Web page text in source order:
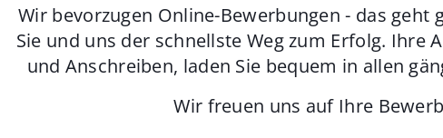
Wir bevorzugen Online-Bewerbungen - das geht
Sie und uns der schnellste Weg zum Erfolg. Ihre
und Anschreiben, laden Sie bequem in allen
Wir freuen uns auf Ihre